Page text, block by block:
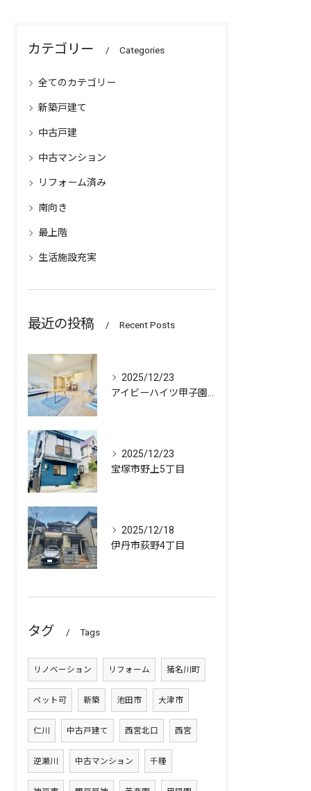
カテゴリー Categories
全てのカテゴリー
新築戸建て
中古戸建
中古マンション
リフォーム済み
南向き
最上階
生活施設充実
最近の投稿 Recent Posts
2025/12/23
2025/12/23
宝塚市野上5丁目
2025/12/18
伊丹市荻野4丁目
タグ Tags
リノベーション リフォーム 猪名川町
ペット可 新築 池田市 大津市
仁川 中古戸建て 西宮北口 西宮
逆瀬川 中古マンション 千種